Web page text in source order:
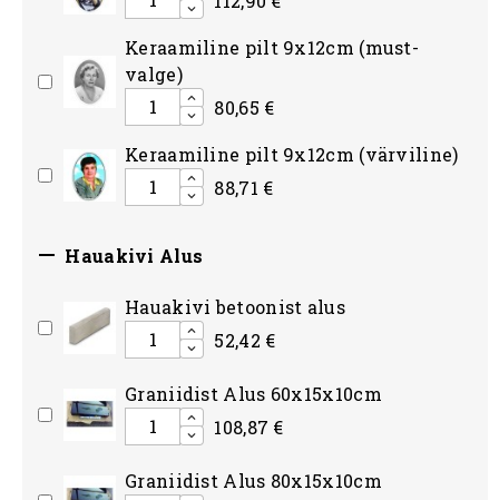
Keraamiline pilt 9x12cm (must-
valge)
80,65 €
Keraamiline pilt 9x12cm (värviline)
88,71 €
 Hauakivi Alus
Hauakivi betoonist alus
52,42 €
Graniidist Alus 60x15x10cm
108,87 €
Graniidist Alus 80x15x10cm